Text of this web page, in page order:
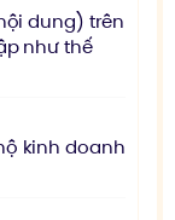
dung) trên
như thế
kinh doanh